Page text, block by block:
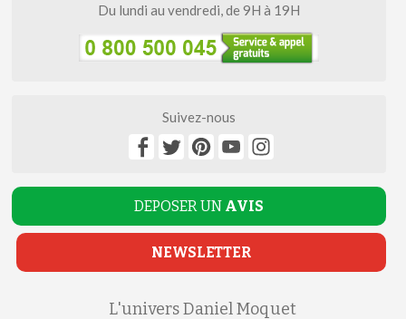
Du lundi au vendredi, de 9H à 19H
Suivez-nous
DEPOSER UN AVIS
NEWSLETTER
L'univers Daniel Moquet